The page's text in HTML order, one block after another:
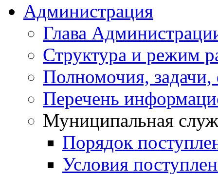
Администрация
Глава
Структура и режим
Полномочия,
Перечень
Муниципальная
Порядок
Условия